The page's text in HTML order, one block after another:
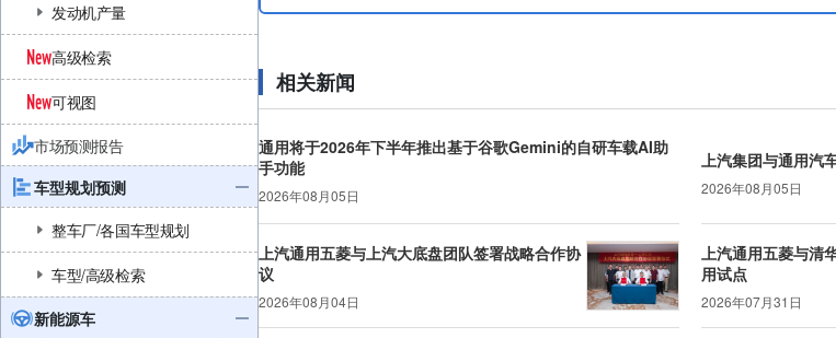
发动机产量
高级检索
可视图
市场预测报告
车型规划预测
整车厂/各国车型规划
车型/高级检索
新能源车
相关新闻
通用将于2026年下半年推出基于谷歌Gemini的自研车载AI助
手功能
2026年08月05日
上汽集团与通用汽
2026年08月05日
上汽通用五菱与上汽大底盘团队签署战略合作协
议
2026年08月04日
上汽通用五菱与清
用试点
2026年07月31日